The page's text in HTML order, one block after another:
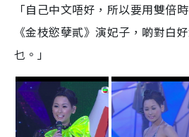
「自己中文唔好，所以要用雙倍
《金枝慾孽貳》演妃子，啲對白
乜。」